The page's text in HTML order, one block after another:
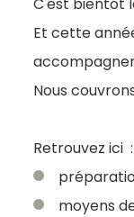
Et cette
Nous
Retrouvez ici :
moyens